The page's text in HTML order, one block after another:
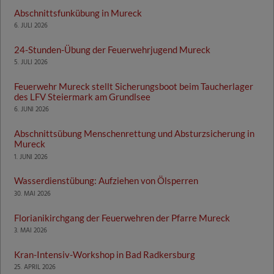
Abschnittsfunkübung in Mureck
6. JULI 2026
24-Stunden-Übung der Feuerwehrjugend Mureck
5. JULI 2026
Feuerwehr Mureck stellt Sicherungsboot beim Taucherlager
des LFV Steiermark am Grundlsee
6. JUNI 2026
Abschnittsübung Menschenrettung und Absturzsicherung in
Mureck
1. JUNI 2026
Wasserdienstübung: Aufziehen von Ölsperren
30. MAI 2026
Florianikirchgang der Feuerwehren der Pfarre Mureck
3. MAI 2026
Kran-Intensiv-Workshop in Bad Radkersburg
25. APRIL 2026